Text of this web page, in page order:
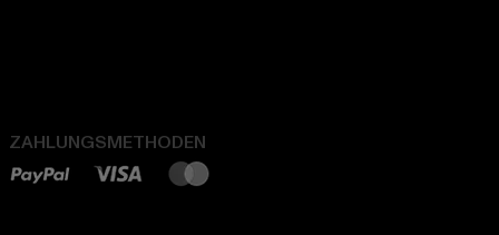
ZAHLUNGSMETHODEN